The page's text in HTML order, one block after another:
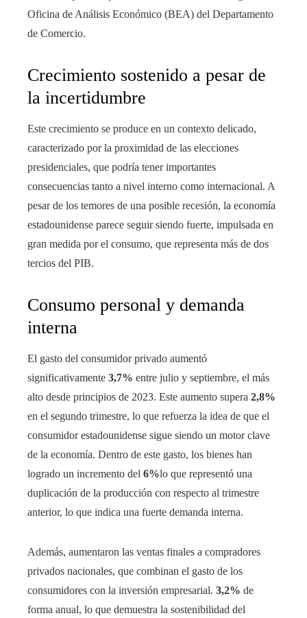
Oficina de Análisis Económico (BEA) del Departamento
de Comercio.
Crecimiento sostenido a pesar de
la incertidumbre
Este crecimiento se produce en un contexto delicado,
caracterizado por la proximidad de las elecciones
presidenciales, que podría tener importantes
consecuencias tanto a nivel interno como internacional. A
pesar de los temores de una posible recesión, la economía
estadounidense parece seguir siendo fuerte, impulsada en
gran medida por el consumo, que representa más de dos
tercios del PIB.
Consumo personal y demanda
interna
El gasto del consumidor privado aumentó
significativamente 3,7% entre julio y septiembre, el más
alto desde principios de 2023. Este aumento supera 2,8%
en el segundo trimestre, lo que refuerza la idea de que el
consumidor estadounidense sigue siendo un motor clave
de la economía. Dentro de este gasto, los bienes han
logrado un incremento del 6%lo que representó una
duplicación de la producción con respecto al trimestre
anterior, lo que indica una fuerte demanda interna.
Además, aumentaron las ventas finales a compradores
privados nacionales, que combinan el gasto de los
consumidores con la inversión empresarial. 3,2% de
forma anual, lo que demuestra la sostenibilidad del